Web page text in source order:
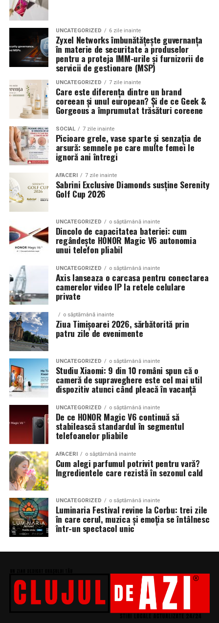
UNCATEGORIZED 6 zile inainte
Zyxel Networks îmbunătățește guvernanța
în materie de securitate a produselor
pentru a proteja IMM-urile și furnizorii de
servicii de gestionare (MSP)
UNCATEGORIZED 7 zile inainte
Care este diferența dintre un brand
coreean și unul european? Și de ce Geek &
Gorgeous a împrumutat trăsături coreene
SOCIAL 7 zile inainte
Picioare grele, vase sparte și senzația de
arsură: semnele pe care multe femei le
ignoră ani întregi
AFACERI 7 zile inainte
Sabrini Exclusive Diamonds susține Serenity
Golf Cup 2026
UNCATEGORIZED o săptămână inainte
Dincolo de capacitatea bateriei: cum
regândește HONOR Magic V6 autonomia
unui telefon pliabil
UNCATEGORIZED o săptămână inainte
Axis lanseaza o carcasa pentru conectarea
camerelor video IP la retele celulare
private
o săptămână inainte
Ziua Timișoarei 2026, sărbătorită prin
patru zile de evenimente
UNCATEGORIZED o săptămână inainte
Studiu Xiaomi: 9 din 10 români spun că o
cameră de supraveghere este cel mai util
dispozitiv atunci când pleacă în vacanță
UNCATEGORIZED o săptămână inainte
De ce HONOR Magic V6 continuă să
stabilească standardul în segmentul
telefoanelor pliabile
AFACERI o săptămână inainte
Cum alegi parfumul potrivit pentru vară?
Ingredientele care rezistă în sezonul cald
UNCATEGORIZED o săptămână inainte
Luminaria Festival revine la Corbu: trei zile
în care cerul, muzica și emoția se întâlnesc
într-un spectacol unic